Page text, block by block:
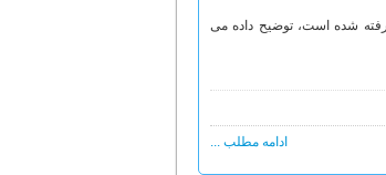
شده است، توضیح داده می
ادامه مطلب ...